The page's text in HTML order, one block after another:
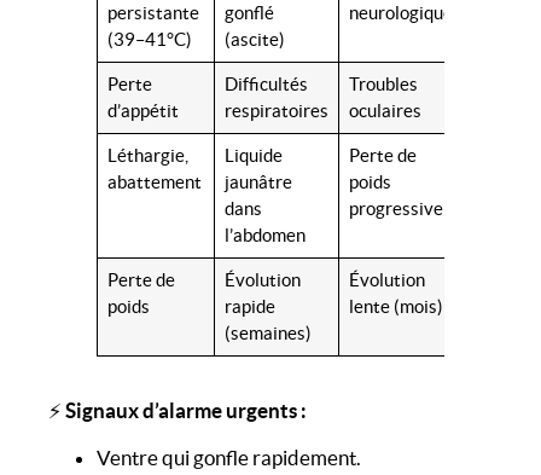
persistante
(39–41°C)
gonflé
(ascite)
neurologiques
Perte
d’appétit
Difficultés
respiratoires
Troubles
oculaires
Léthargie,
abattement
Liquide
jaunâtre
dans
l’abdomen
Perte de
poids
progressive
Perte de
poids
Évolution
rapide
(semaines)
Évolution
lente (mois)
⚡ Signaux d’alarme urgents :
Ventre qui gonfle rapidement.